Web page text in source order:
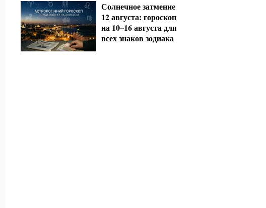
Солнечное затмение
12 августа: гороскоп
на 10–16 августа для
всех знаков зодиака